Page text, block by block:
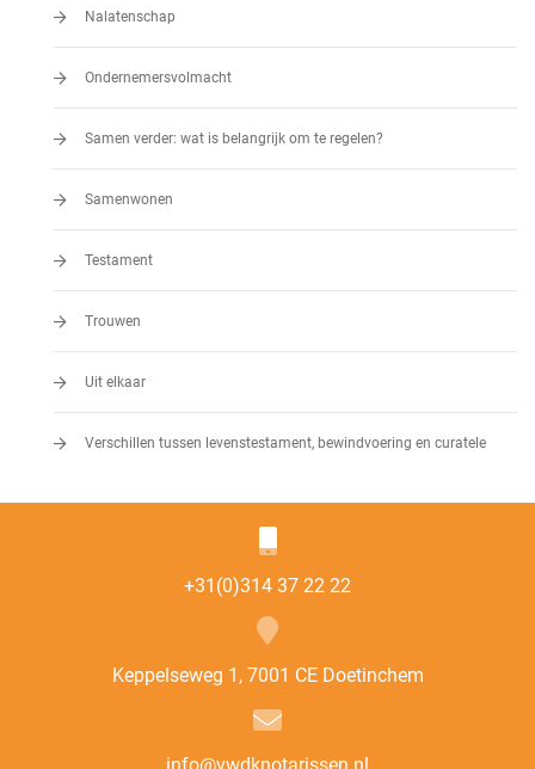
Nalatenschap
Ondernemersvolmacht
Samen verder: wat is belangrijk om te regelen?
Samenwonen
Testament
Trouwen
Uit elkaar
Verschillen tussen levenstestament, bewindvoering en curatele
+31(0)314 37 22 22
Keppelseweg 1, 7001 CE Doetinchem